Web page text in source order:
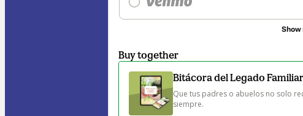
Show
Buy together
Bitácora del Legado
Que tus padres o abuelos no solo
siempre.